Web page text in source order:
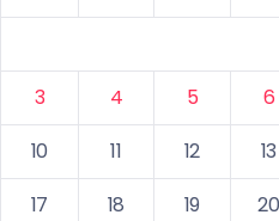
3
4 5 6
10
11 12 13
17
18 19 20